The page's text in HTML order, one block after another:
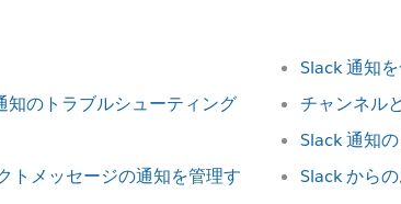
知のトラブルシューティング
トメッセージの通知を管理す
Slack 通知
チャンネル
Slack 通知
Slack から